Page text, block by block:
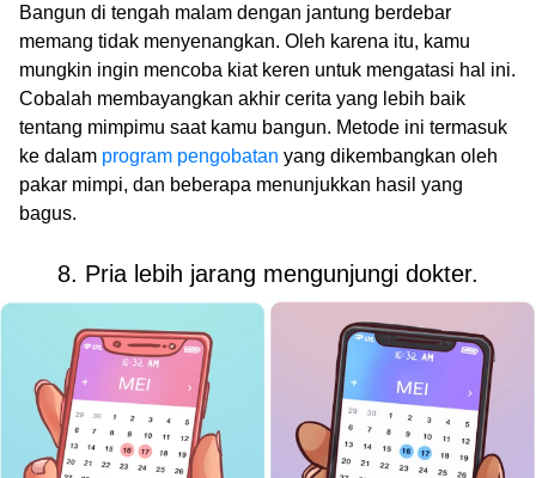
Bangun di tengah malam dengan jantung berdebar
memang tidak menyenangkan. Oleh karena itu, kamu
mungkin ingin mencoba kiat keren untuk mengatasi hal ini.
Cobalah membayangkan akhir cerita yang lebih baik
tentang mimpimu saat kamu bangun. Metode ini termasuk
ke dalam program pengobatan yang dikembangkan oleh
pakar mimpi, dan beberapa menunjukkan hasil yang
bagus.
8. Pria lebih jarang mengunjungi dokter.